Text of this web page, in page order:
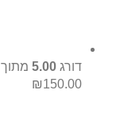
דורג 5.00 מתוך 5
₪150.00